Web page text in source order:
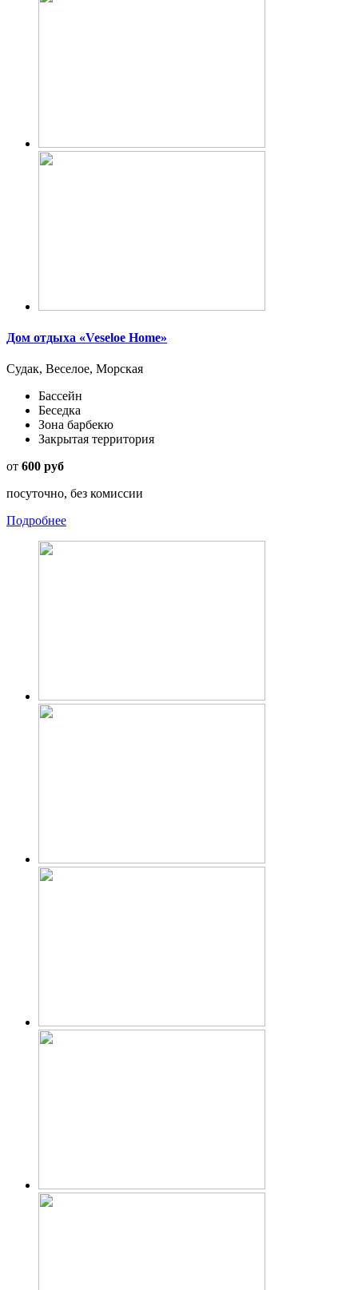
Дом отдыха «Veseloe Home»
Судак, Веселое, Морская
Бассейн
Беседка
Зона барбекю
Закрытая территория
от 600 руб
посуточно, без комиссии
Подробнее